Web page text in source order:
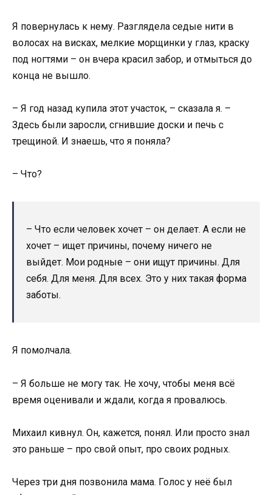
Я повернулась к нему. Разглядела седые нити в
волосах на висках, мелкие морщинки у глаз, краску
под ногтями – он вчера красил забор, и отмыться до
конца не вышло.
– Я год назад купила этот участок, – сказала я. –
Здесь были заросли, сгнившие доски и печь с
трещиной. И знаешь, что я поняла?
– Что?
– Что если человек хочет – он делает. А если не
хочет – ищет причины, почему ничего не
выйдет. Мои родные – они ищут причины. Для
себя. Для меня. Для всех. Это у них такая форма
заботы.
Я помолчала.
– Я больше не могу так. Не хочу, чтобы меня всё
время оценивали и ждали, когда я провалюсь.
Михаил кивнул. Он, кажется, понял. Или просто знал
это раньше – про свой опыт, про своих родных.
Через три дня позвонила мама. Голос у неё был